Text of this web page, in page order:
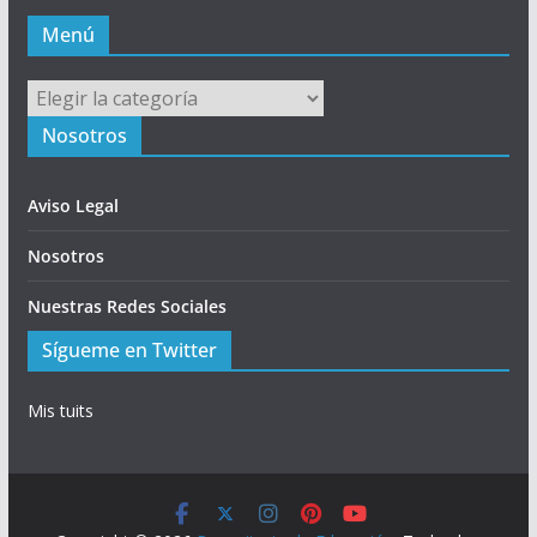
Menú
Menú
Nosotros
Aviso Legal
Nosotros
Nuestras Redes Sociales
Sígueme en Twitter
Mis tuits